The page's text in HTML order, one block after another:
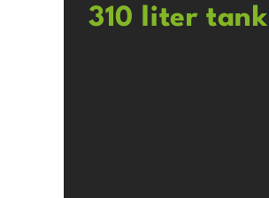
310 liter